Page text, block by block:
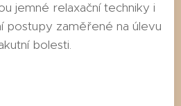
jemné relaxační techniky i
postupy zaměřené na úlevu
bolesti.